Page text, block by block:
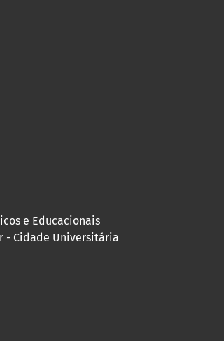
e Educacionais
- Cidade Universitária